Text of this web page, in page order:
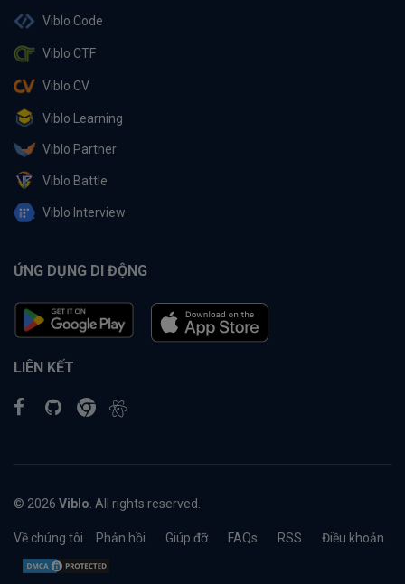
Viblo Code
Viblo CTF
Viblo CV
Viblo Learning
Viblo Partner
Viblo Battle
Viblo Interview
ỨNG DỤNG DI ĐỘNG
LIÊN KẾT
© 2026 Viblo . All rights reserved.
Về chúng tôi Phản hồi Giúp đỡ FAQs RSS Điều khoản